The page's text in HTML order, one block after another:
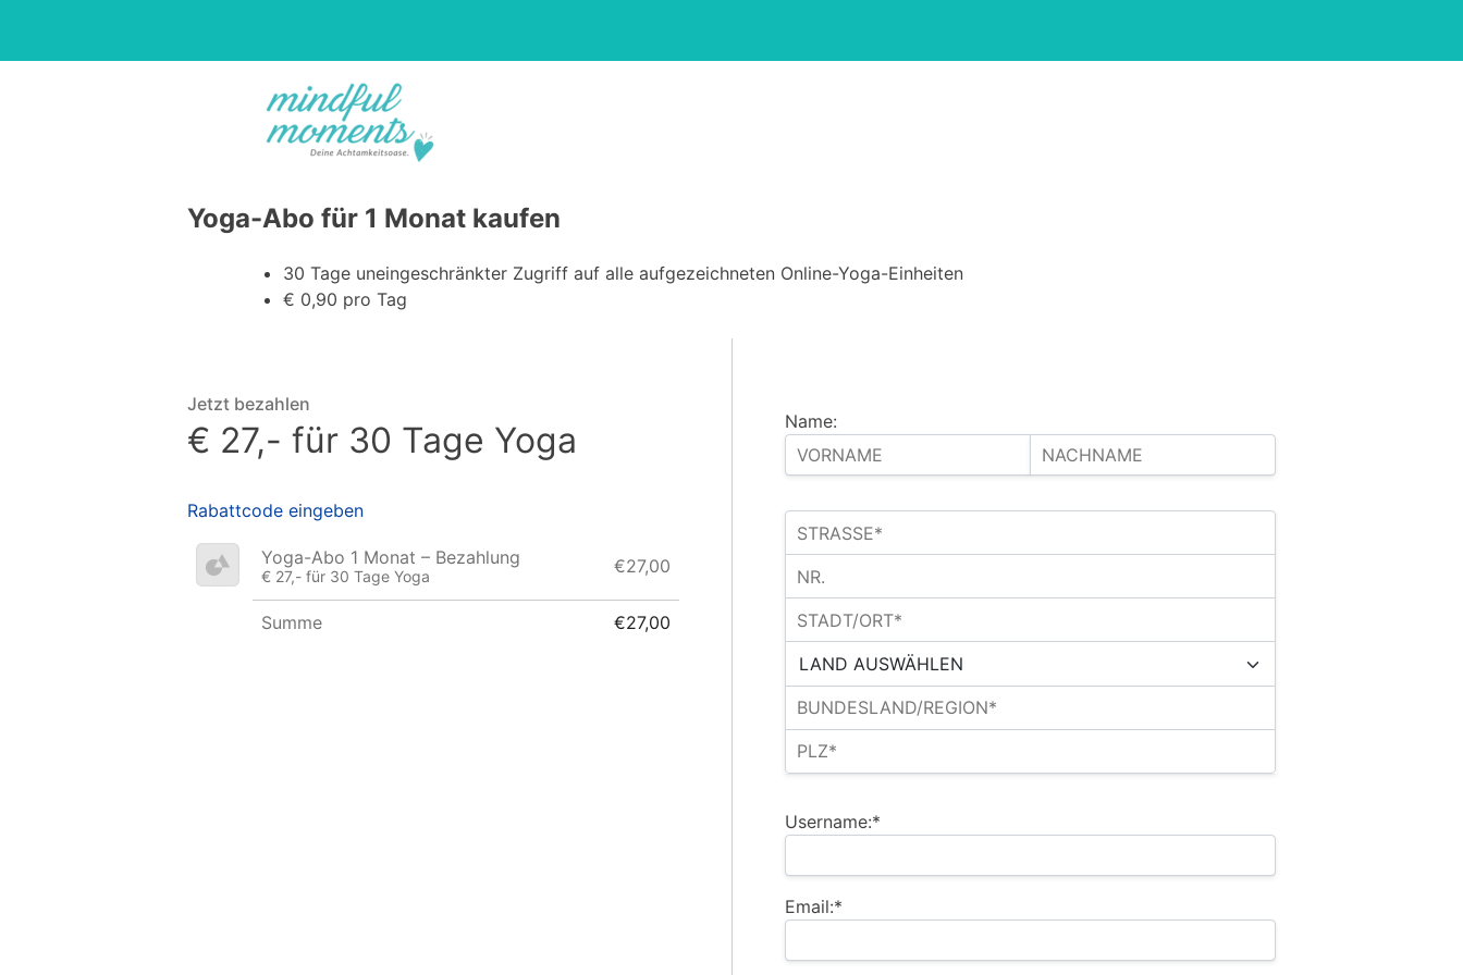
Yoga-Abo für 1 Monat kaufen
30 Tage uneingeschränkter Zugriff auf alle aufgezeichneten Online-Yoga-Einheiten
€ 0,90 pro Tag
Name:
Username:*
Email:*
Jetzt bezahlen
€ 27,- für 30 Tage Yoga
Rabattcode eingeben
Yoga-Abo 1 Monat – Bezahlung
€ 27,- für 30 Tage Yoga €27,00
Summe €27,00